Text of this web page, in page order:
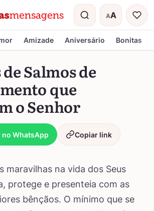
AA
Tamanho do
Amizade Aniversário Bonitas
Salmos de
que
o Senhor
WhatsApp Copiar link
maravilhas na vida dos Seus
protege e presenteia com as
bênçãos. O mínimo que se